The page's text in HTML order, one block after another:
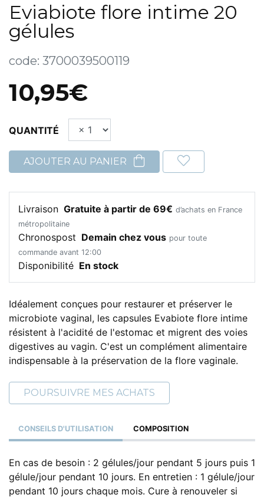
Eviabiote flore intime 20
gélules
code: 3700039500119
10,95€
QUANTITÉ
AJOUTER AU PANIER
Livraison Gratuite à partir de 69€ d’achats en France
métropolitaine
Chronospost Demain chez vous pour toute
commande avant 12:00
Disponibilité En stock
Idéalement conçues pour restaurer et préserver le
microbiote vaginal, les capsules Evabiote flore intime
résistent à l'acidité de l'estomac et migrent des voies
digestives au vagin. C'est un complément alimentaire
indispensable à la préservation de la flore vaginale.
POURSUIVRE MES ACHATS
CONSEILS D'UTILISATION COMPOSITION
En cas de besoin : 2 gélules/jour pendant 5 jours puis 1
gélule/jour pendant 10 jours. En entretien : 1 gélule/jour
pendant 10 jours chaque mois. Cure à renouveler si